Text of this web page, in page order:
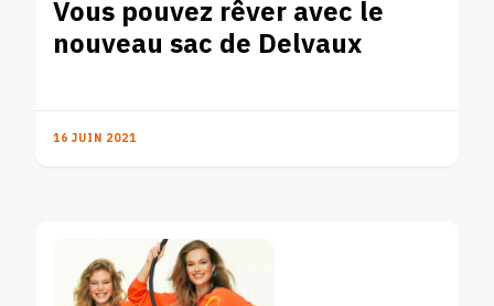
Vous pouvez rêver avec le
nouveau sac de Delvaux
16 JUIN 2021